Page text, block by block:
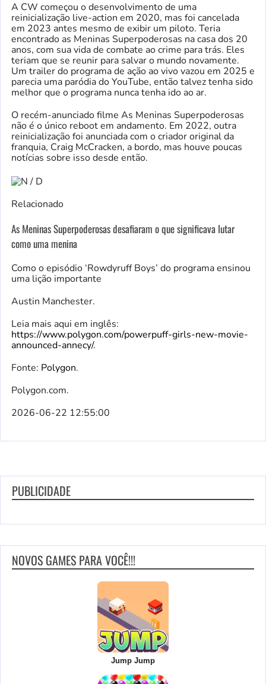
A CW começou o desenvolvimento de uma
reinicialização live-action em 2020, mas foi cancelada
em 2023 antes mesmo de exibir um piloto. Teria
encontrado as Meninas Superpoderosas na casa dos 20
anos, com sua vida de combate ao crime para trás. Eles
teriam que se reunir para salvar o mundo novamente.
Um trailer do programa de ação ao vivo vazou em 2025 e
parecia uma paródia do YouTube, então talvez tenha sido
melhor que o programa nunca tenha ido ao ar.
O recém-anunciado filme As Meninas Superpoderosas
não é o único reboot em andamento. Em 2022, outra
reinicialização foi anunciada com o criador original da
franquia, Craig McCracken, a bordo, mas houve poucas
notícias sobre isso desde então.
Relacionado
As Meninas Superpoderosas desafiaram o que significava lutar
como uma menina
Como o episódio ‘Rowdyruff Boys’ do programa ensinou
uma lição importante
Austin Manchester.
Leia mais aqui em inglês:
https://www.polygon.com/powerpuff-girls-new-movie-
announced-annecy/.
Fonte: Polygon.
Polygon.com.
2026-06-22 12:55:00
PUBLICIDADE
NOVOS GAMES PARA VOCÊ!!!
Jump Jump